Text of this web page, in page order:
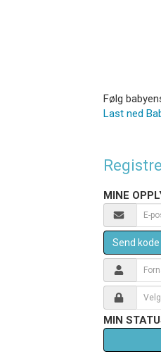
Følg
Last ned
MINE
Send kode
MIN